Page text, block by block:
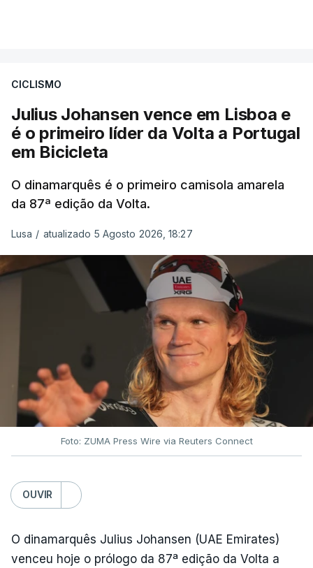
CICLISMO
Julius Johansen vence em Lisboa e
é o primeiro líder da Volta a Portugal
em Bicicleta
O dinamarquês é o primeiro camisola amarela
da 87ª edição da Volta.
Lusa / atualizado 5 Agosto 2026, 18:27
Foto: ZUMA Press Wire via Reuters Connect
OUVIR
O dinamarquês Julius Johansen (UAE Emirates)
venceu hoje o prólogo da 87ª edição da Volta a